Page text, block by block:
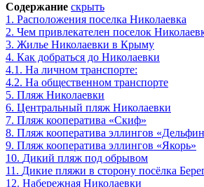
Содержание скрыть
1. Расположения поселка Николаевка
2. Чем привлекателен поселок
3. Жилье Николаевки в Крыму
4. Как добраться до Николаевки
4.1. На личном транспорте:
4.2. На общественном транспорте
5. Пляж Николаевки
6. Центральный пляж Николаевки
7. Пляж кооператива «Скиф»
8. Пляж кооператива эллингов
9. Пляж кооператива эллингов «Якорь»
10. Дикий пляж под обрывом
11. Дикие пляжи в сторону посёлка
12. Набережная Николаевки